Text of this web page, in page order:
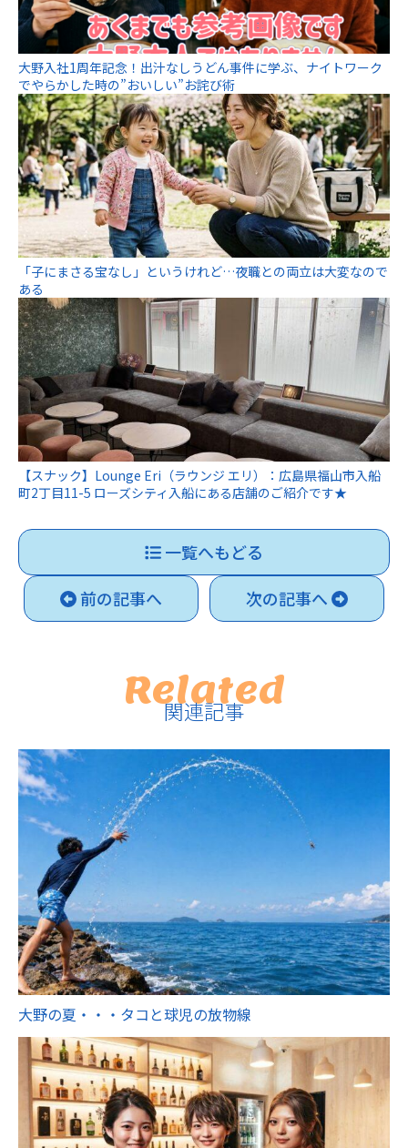
大野入社1周年記念！出汁なしうどん事件に学ぶ、ナイトワーク
でやらかした時の”おいしい”お詫び術
「子にまさる宝なし」というけれど…夜職との両立は大変なので
ある
【スナック】Lounge Eri（ラウンジ エリ）：広島県福山市入船
町2丁目11-5 ローズシティ入船にある店舗のご紹介です★
一覧へもどる
前の記事へ
次の記事へ
Related
関連記事
大野の夏・・・タコと球児の放物線